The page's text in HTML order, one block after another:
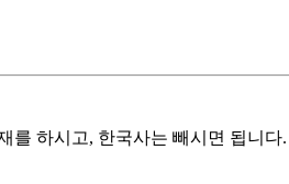
하시고, 한국사는 빼시면 됩니